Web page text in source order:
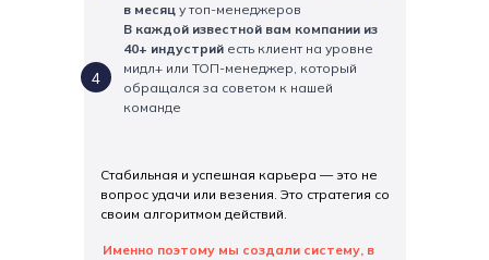
4
в месяц у топ-менеджеров
В каждой известной вам компании из
40+ индустрий есть клиент на уровне
мидл+ или ТОП-менеджер, который
обращался за советом к нашей
команде
Стабильная и успешная карьера — это не
вопрос удачи или везения. Это стратегия со
своим алгоритмом действий.
Именно поэтому мы создали систему, в